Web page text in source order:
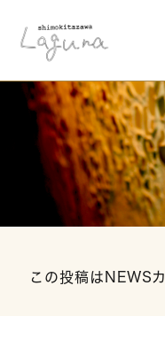
この投稿はNEWS